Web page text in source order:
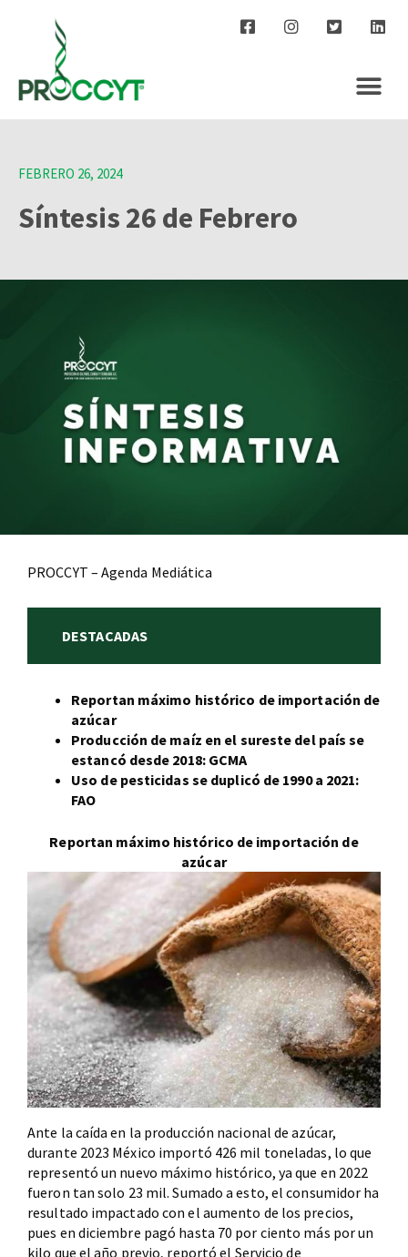
FEBRERO 26, 2024
Síntesis 26 de Febrero
PROCCYT – Agenda Mediática
DESTACADAS
Reportan máximo histórico de importación de
azúcar
Producción de maíz en el sureste del país se
estancó desde 2018: GCMA
Uso de pesticidas se duplicó de 1990 a 2021:
FAO
Reportan máximo histórico de importación de
azúcar
Ante la caída en la producción nacional de azúcar,
durante 2023 México importó 426 mil toneladas, lo que
representó un nuevo máximo histórico, ya que en 2022
fueron tan solo 23 mil. Sumado a esto, el consumidor ha
resultado impactado con el aumento de los precios,
pues en diciembre pagó hasta 70 por ciento más por un
kilo que el año previo, reportó el Servicio de